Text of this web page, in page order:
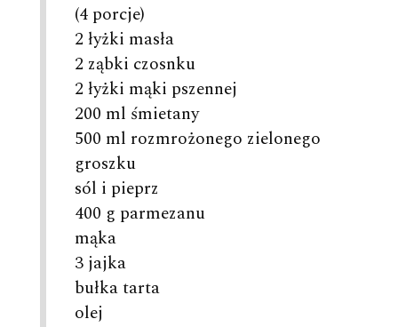
(4 porcje)
2 łyżki masła
2 ząbki czosnku
2 łyżki mąki pszennej
200 ml śmietany
500 ml rozmrożonego zielonego
groszku
sól i pieprz
400 g parmezanu
mąka
3 jajka
bułka tarta
olej